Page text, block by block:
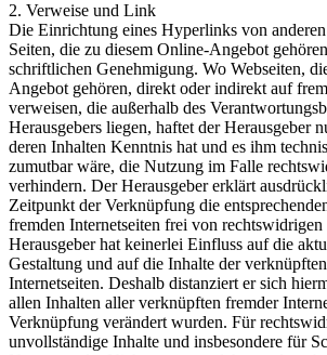
2. Verweise und Link
Die Einrichtung eines Hyperlinks von
Seiten, die zu diesem Online-Angebot
schriftlichen Genehmigung. Wo Webseiten,
Angebot gehören, direkt oder indirekt auf
verweisen, die außerhalb des
Herausgebers liegen, haftet der Herausgeber
deren Inhalten Kenntnis hat und es ihm
zumutbar wäre, die Nutzung im Falle
verhindern. Der Herausgeber erklärt
Zeitpunkt der Verknüpfung die
fremden Internetseiten frei von
Herausgeber hat keinerlei Einfluss auf die
Gestaltung und auf die Inhalte der
Internetseiten. Deshalb distanziert er sich
allen Inhalten aller verknüpften fremder
Verknüpfung verändert wurden. Für
unvollständige Inhalte und insbesondere für